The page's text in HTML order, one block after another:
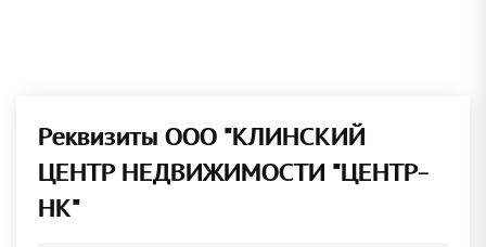
Реквизиты ООО "КЛИНСКИЙ
ЦЕНТР НЕДВИЖИМОСТИ "ЦЕНТР-
НК"